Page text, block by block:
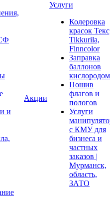
и
Акции
Услуги
Колеровка
красок
Tikkurila,
Finncolor
Заправка
баллонов
кислородом
Пошив
флагов и
пологов
Услуги
с КМУ для
бизнеса и
частных
заказов |
Мурманск,
область,
ЗАТО